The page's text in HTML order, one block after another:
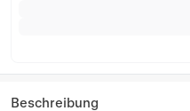
Beschreibung